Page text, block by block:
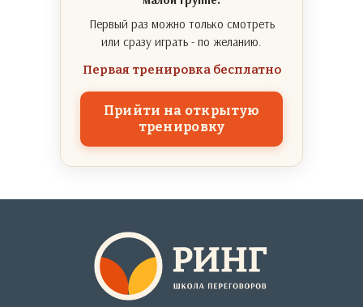
Первый раз можно только смотреть
или сразу играть - по желанию.
Первая тренировка бесплатно
Прийти на открытую
тренировку